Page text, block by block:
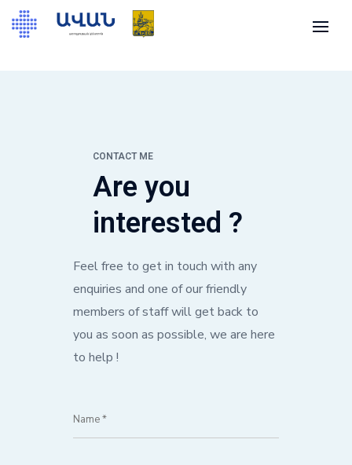
CONTACT ME
Are you
interested ?
Feel free to get in touch with any
enquiries and one of our friendly
members of staff will get back to
you as soon as possible, we are here
to help !